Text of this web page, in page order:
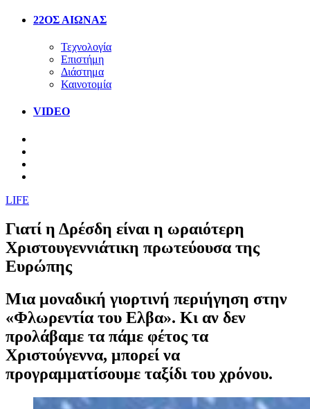
22ΟΣ ΑΙΩΝΑΣ
Τεχνολογία
Επιστήμη
Διάστημα
Καινοτομία
VIDEO
LIFE
Γιατί η Δρέσδη είναι η ωραιότερη
Χριστουγεννιάτικη πρωτεύουσα της
Ευρώπης
Μια μοναδική γιορτινή περιήγηση στην
«Φλωρεντία του Ελβα». Κι αν δεν
προλάβαμε τα πάμε φέτος τα
Χριστούγεννα, μπορεί να
προγραμματίσουμε ταξίδι του χρόνου.